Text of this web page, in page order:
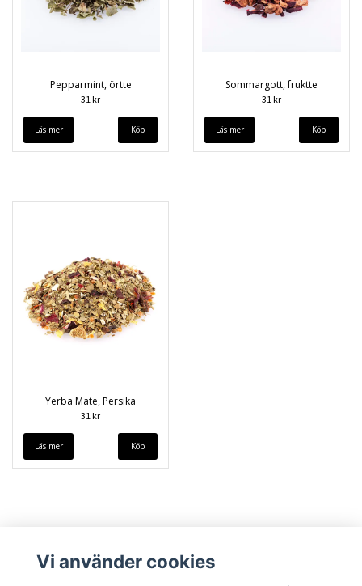
Pepparmint, örtte
31 kr
Läs mer
Sommargott, fruktte
31 kr
Läs mer
Yerba Mate, Persika
31 kr
Läs mer
Vi använder cookies